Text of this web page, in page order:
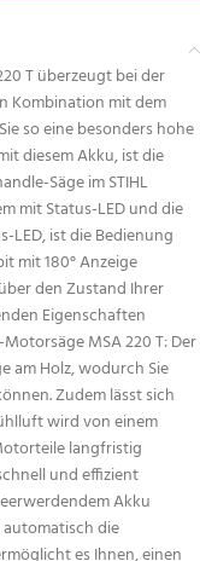
T überzeugt bei der
Kombination mit dem
so eine besonders hohe
diesem Akku, ist die
Säge im STIHL
mit Status-LED und die
LED, ist die Bedienung
mit 180° Anzeige
den Zustand Ihrer
Eigenschaften
MSA 220 T: Der
am Holz, wodurch Sie
Zudem lässt sich
wird von einem
langfristig
und effizient
Akku
die